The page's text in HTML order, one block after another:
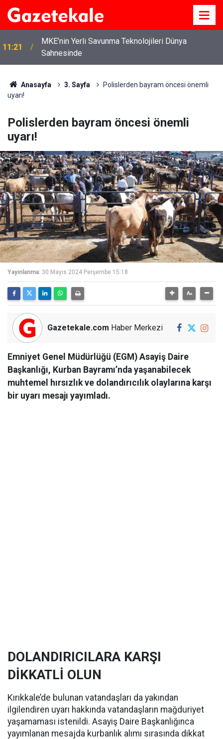
11:21
MKE’nin Yerli Savunma Teknolojileri Dünya
Sahnesinde
Anasayfa 3. Sayfa
Polislerden bayram öncesi önemli
uyarı!
Polislerden bayram öncesi önemli
uyarı!
Yayınlanma: 30 Mayıs 2024 Perşembe 15:18
Gazetekale.com Haber Merkezi
Emniyet Genel Müdürlüğü (EGM) Asayiş Daire
Başkanlığı, Kurban Bayramı’nda yaşanabilecek
muhtemel hırsızlık ve dolandırıcılık olaylarına karşı
bir uyarı mesajı yayımladı.
DOLANDIRICILARA KARŞI
DİKKATLİ OLUN
Kırıkkale’de bulunan vatandaşları da yakından
ilgilendiren uyarı hakkında vatandaşların mağduriyet
yaşamaması istenildi. Asayiş Daire Başkanlığınca
yayımlanan mesajda kurbanlık alımı sırasında dikkat